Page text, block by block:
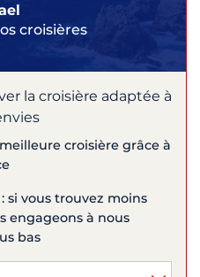
croisières
la croisière adaptée à
croisière grâce à
si vous trouvez moins
engageons à nous
bas